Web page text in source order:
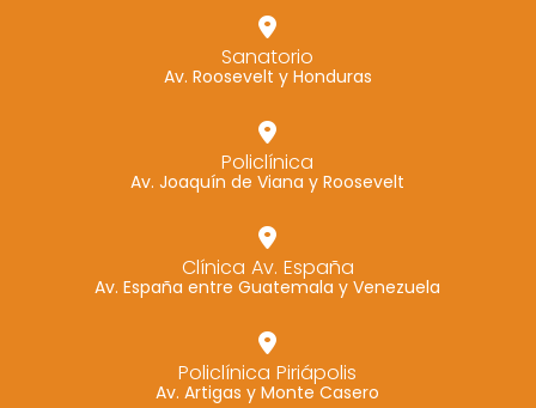
Sanatorio
Av. Roosevelt y Honduras
Policlínica
Av. Joaquín de Viana y Roosevelt
Clínica Av. España
Av. España entre Guatemala y Venezuela
Policlínica Piriápolis
Av. Artigas y Monte Casero